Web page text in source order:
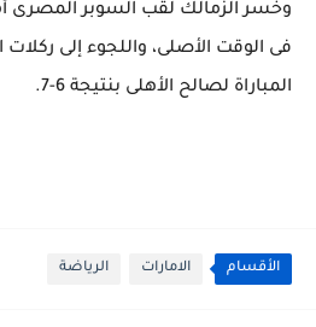
وخسر الزمالك لقب السوبر المصرى
فى الوقت الأصلى، واللجوء إلى
المباراة لصالح الأهلى بنتيجة 6-7.
الأقسام الامارات الرياضة